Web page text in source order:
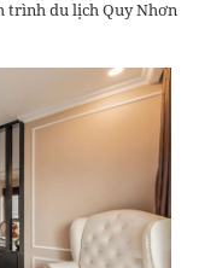
trình du lịch Quy Nhơn